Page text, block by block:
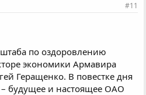
#11
по оздоровлению
экономики Армавира
Геращенко. В повестке дня
– будущее и настоящее ОАО